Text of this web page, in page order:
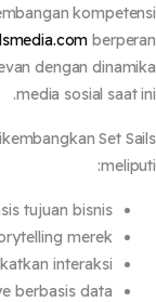
dengan
media sosial saat
Set
tujuan bisnis
merek
interaksi
berbasis data